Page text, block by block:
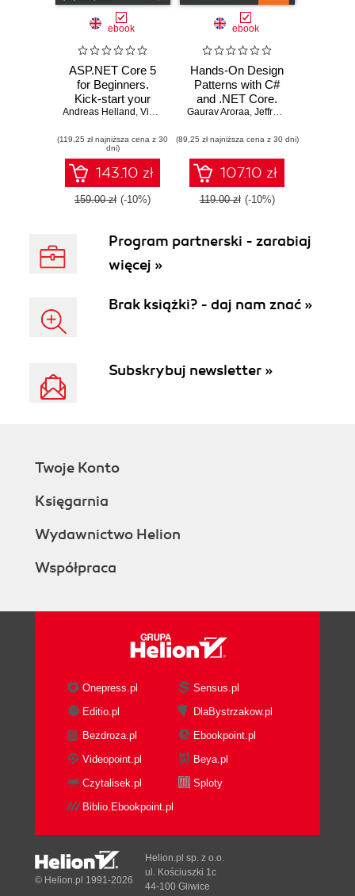
ebook
ASP.NET Core 5
for Beginners.
Kick-start your
ASP.NET web
journey with the
help of step-by-
step tutorials and
examples
Andreas Helland , Vincent Maverick Durano , Jeffrey Chilberto
(119,25 zł najniższa cena z 30
dni)
143.10 zł
159.00 zł (-10%)
ebook
Hands-On Design
Patterns with C#
and .NET Core.
Write clean and
by using reusable
solutions to
common software
design problems
Gaurav Aroraa, Jeffrey Chilberto
(89,25 zł najniższa cena z 30 dni)
107.10 zł
119.00 zł (-10%)
Program partnerski - zarabiaj
więcej »
Brak książki? - daj nam znać »
Subskrybuj newsletter »
Twoje Konto
Księgarnia
Wydawnictwo Helion
Współpraca
Onepress.pl
Sensus.pl
Editio.pl
DlaBystrzakow.pl
Bezdroza.pl
Ebookpoint.pl
Videopoint.pl
Beya.pl
Czytalisek.pl
Sploty
Biblio.Ebookpoint.pl
© Helion.pl 1991-2026
Helion.pl sp. z o.o.
ul. Kościuszki 1c
44-100 Gliwice